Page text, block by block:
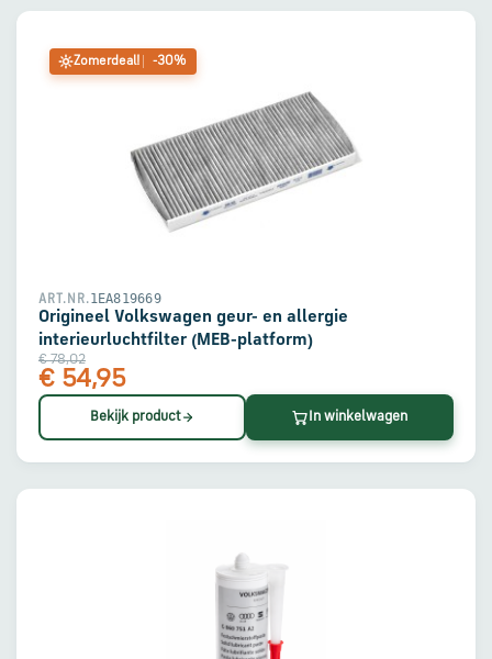
Zomerdeal! -30%
ART.NR.1EA819669
Origineel Volkswagen geur- en allergie
interieurluchtfilter (MEB-platform)
€ 78,02
€ 54,95
Bekijk product In winkelwagen